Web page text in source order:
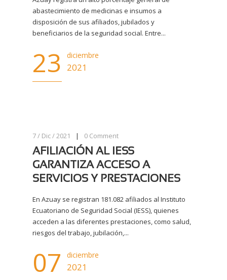
abastecimiento de medicinas e insumos a
disposición de sus afiliados, jubilados y
beneficiarios de la seguridad social. Entre...
23 diciembre
2021
7 / Dic / 2021 | 0 Comment
AFILIACIÓN AL IESS
GARANTIZA ACCESO A
SERVICIOS Y PRESTACIONES
En Azuay se registran 181.082 afiliados al Instituto
Ecuatoriano de Seguridad Social (IESS), quienes
acceden a las diferentes prestaciones, como salud,
riesgos del trabajo, jubilación,...
07 diciembre
2021